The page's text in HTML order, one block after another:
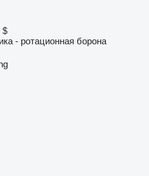
$
- ротационная борона